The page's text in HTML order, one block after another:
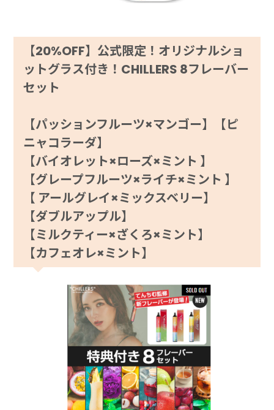
【20%OFF】公式限定！オリジナルショ
ットグラス付き！CHILLERS 8フレーバー
セット
【パッションフルーツ×マンゴー】【ピ
ニャコラーダ】
【バイオレット×ローズ×ミント 】
【グレープフルーツ×ライチ×ミント 】
【 アールグレイ×ミックスベリー】
【ダブルアップル】
【ミルクティー×ざくろ×ミント】
【カフェオレ×ミント】